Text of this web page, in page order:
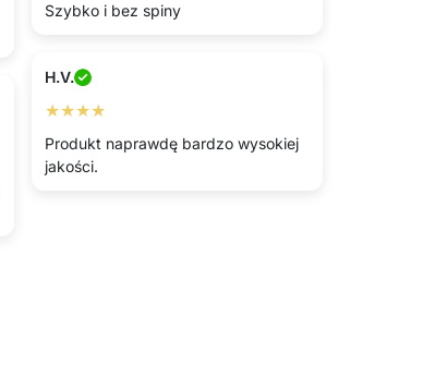
Szybko i bez spiny
H.V.
★★★★
Produkt naprawdę bardzo wysokiej
jakości.